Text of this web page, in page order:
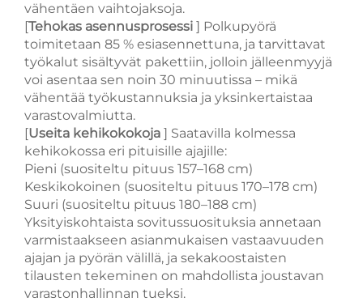
vähentäen vaihtojaksoja.
[Tehokas asennusprosessi ] Polkupyörä
toimitetaan 85 % esiasennettuna, ja tarvittavat
työkalut sisältyvät pakettiin, jolloin jälleenmyyjä
voi asentaa sen noin 30 minuutissa – mikä
vähentää työkustannuksia ja yksinkertaistaa
varastovalmiutta.
[Useita kehikokokoja ] Saatavilla kolmessa
kehikokossa eri pituisille ajajille:
Pieni (suositeltu pituus 157–168 cm)
Keskikokoinen (suositeltu pituus 170–178 cm)
Suuri (suositeltu pituus 180–188 cm)
Yksityiskohtaista sovitussuosituksia annetaan
varmistaakseen asianmukaisen vastaavuuden
ajajan ja pyörän välillä, ja sekakoostaisten
tilausten tekeminen on mahdollista joustavan
varastonhallinnan tueksi.